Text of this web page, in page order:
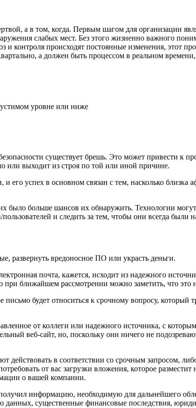
а в том, когда. Первым шагом для организации
слабых мест. Без этого жизненно важного
и контроля происходят постоянные изменения, этот
а должен быть процессом в реальном
уровне или ниже
существует брешь. Это может привести к
или выходит из строя по той или иной причине.
успех в основном связан с тем, насколько близка
больше шансов их обнаружить. Технологии могут
и следить за тем, чтобы они всегда были
развернуть вредоносное ПО или украсть деньги.
почта, кажется, исходит из надежного
при ближайшем рассмотрении можно заметить, что это
будет относиться к срочному вопросу, который
от коллеги или надежного источника, с
веб-сайт, но, поскольку они ничего не
действовать в соответствии со срочным запросом,
от вас загрузки вложения, которое
о вашей компании.
информацию, необходимую для дальнейшего
существенные финансовые последствия,